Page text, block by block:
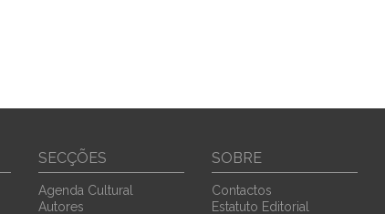
SECÇÕES
Agenda Cultural
Autores
SOBRE
Contactos
Estatuto Editorial